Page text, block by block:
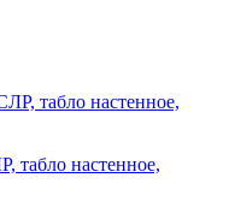
табло настенное,